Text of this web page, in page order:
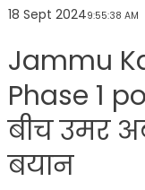
18 Sept 20249:55:38 AM
Jammu
Phase 1
बीच उमर
बयान